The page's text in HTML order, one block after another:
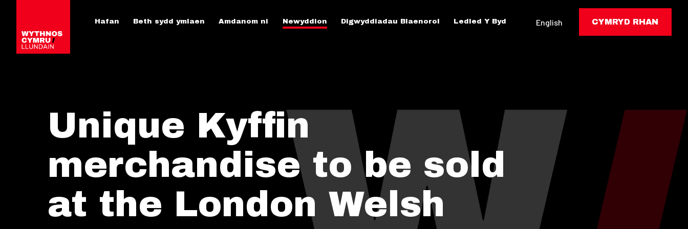
Hafan Beth sydd ymlaen Amdanom ni Newyddion Digwyddiadau Blaenorol Ledled Y Byd English CYMRYD RHAN
Unique Kyffin
merchandise to be sold
at the London Welsh